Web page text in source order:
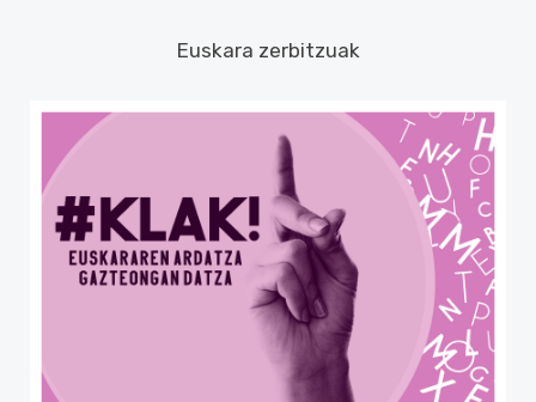
Euskara zerbitzuak